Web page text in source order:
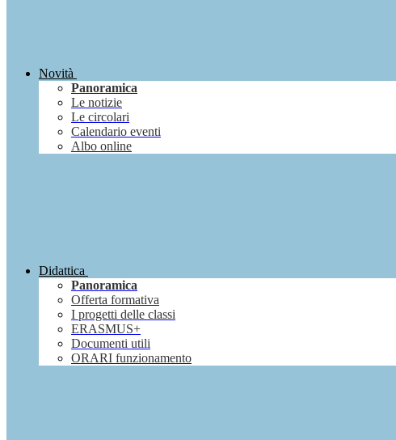
Novità
Panoramica
Le notizie
Le circolari
Calendario eventi
Albo online
Didattica
Panoramica
Offerta formativa
I progetti delle classi
ERASMUS+
Documenti utili
ORARI funzionamento